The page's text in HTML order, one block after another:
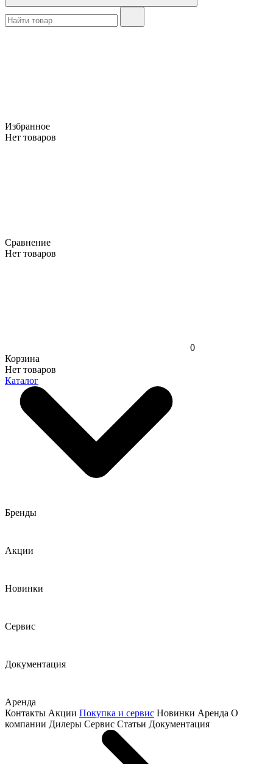
Избранное
Нет товаров
Сравнение
Нет товаров
0
Корзина
Нет товаров
Каталог
Бренды
Акции
Новинки
Сервис
Документация
Аренда
Контакты Акции Покупка и сервис Новинки Аренда О
компании Дилеры Сервис Статьи Документация